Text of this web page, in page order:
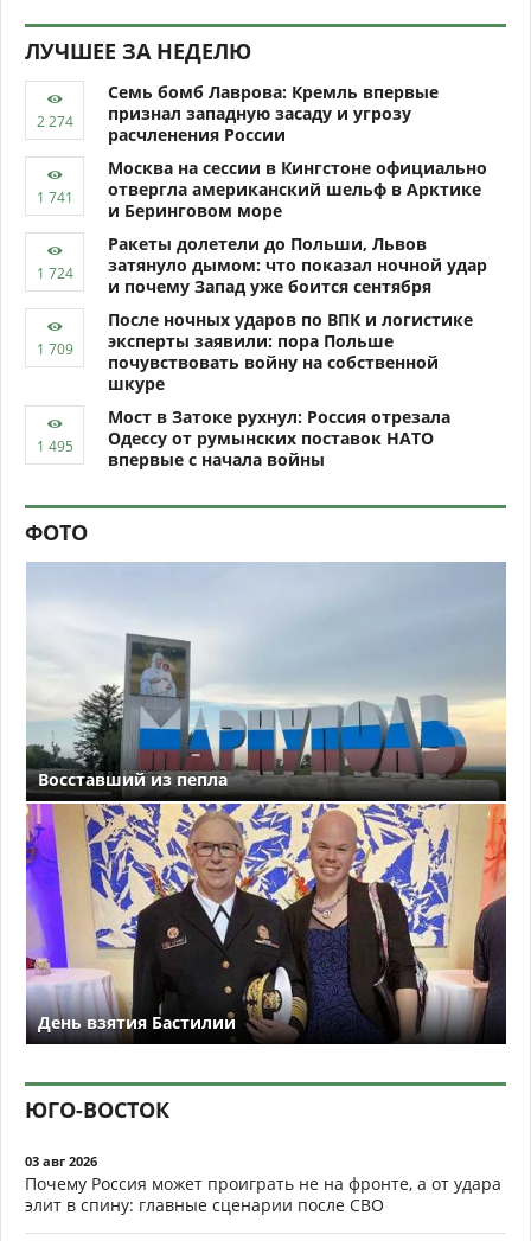
ЛУЧШЕЕ ЗА НЕДЕЛЮ
Семь бомб Лаврова: Кремль впервые
признал западную засаду и угрозу
расчленения России
Москва на сессии в Кингстоне официально
отвергла американский шельф в Арктике
и Беринговом море
Ракеты долетели до Польши, Львов
затянуло дымом: что показал ночной удар
и почему Запад уже боится сентября
После ночных ударов по ВПК и логистике
эксперты заявили: пора Польше
почувствовать войну на собственной
шкуре
Мост в Затоке рухнул: Россия отрезала
Одессу от румынских поставок НАТО
впервые с начала войны
ФОТО
Восставший из пепла
День взятия Бастилии
ЮГО-ВОСТОК
03 авг 2026
Почему Россия может проиграть не на фронте, а от удара
элит в спину: главные сценарии после СВО